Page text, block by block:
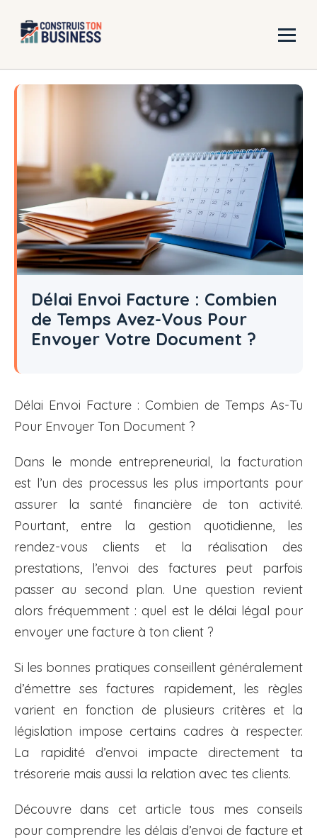
contenu
Délai Envoi Facture : Combien
de Temps Avez-Vous Pour
Envoyer Votre Document ?
Délai Envoi Facture : Combien de Temps As-Tu
Pour Envoyer Ton Document ?
Dans le monde entrepreneurial, la facturation
est l’un des processus les plus importants pour
assurer la santé financière de ton activité.
Pourtant, entre la gestion quotidienne, les
rendez-vous clients et la réalisation des
prestations, l’envoi des factures peut parfois
passer au second plan. Une question revient
alors fréquemment : quel est le délai légal pour
envoyer une facture à ton client ?
Si les bonnes pratiques conseillent généralement
d’émettre ses factures rapidement, les règles
varient en fonction de plusieurs critères et la
législation impose certains cadres à respecter.
La rapidité d’envoi impacte directement ta
trésorerie mais aussi la relation avec tes clients.
Découvre dans cet article tous mes conseils
pour comprendre les délais d’envoi de facture et